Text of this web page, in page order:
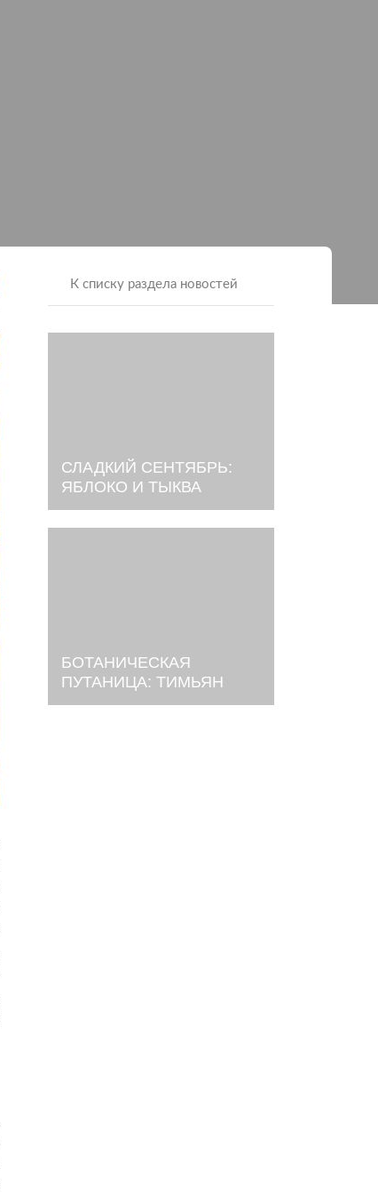
К списку раздела новостей
СЛАДКИЙ СЕНТЯБРЬ:
ЯБЛОКО И ТЫКВА
БОТАНИЧЕСКАЯ
ПУТАНИЦА: ТИМЬЯН
ИЛИ ЧАБРЕЦ?